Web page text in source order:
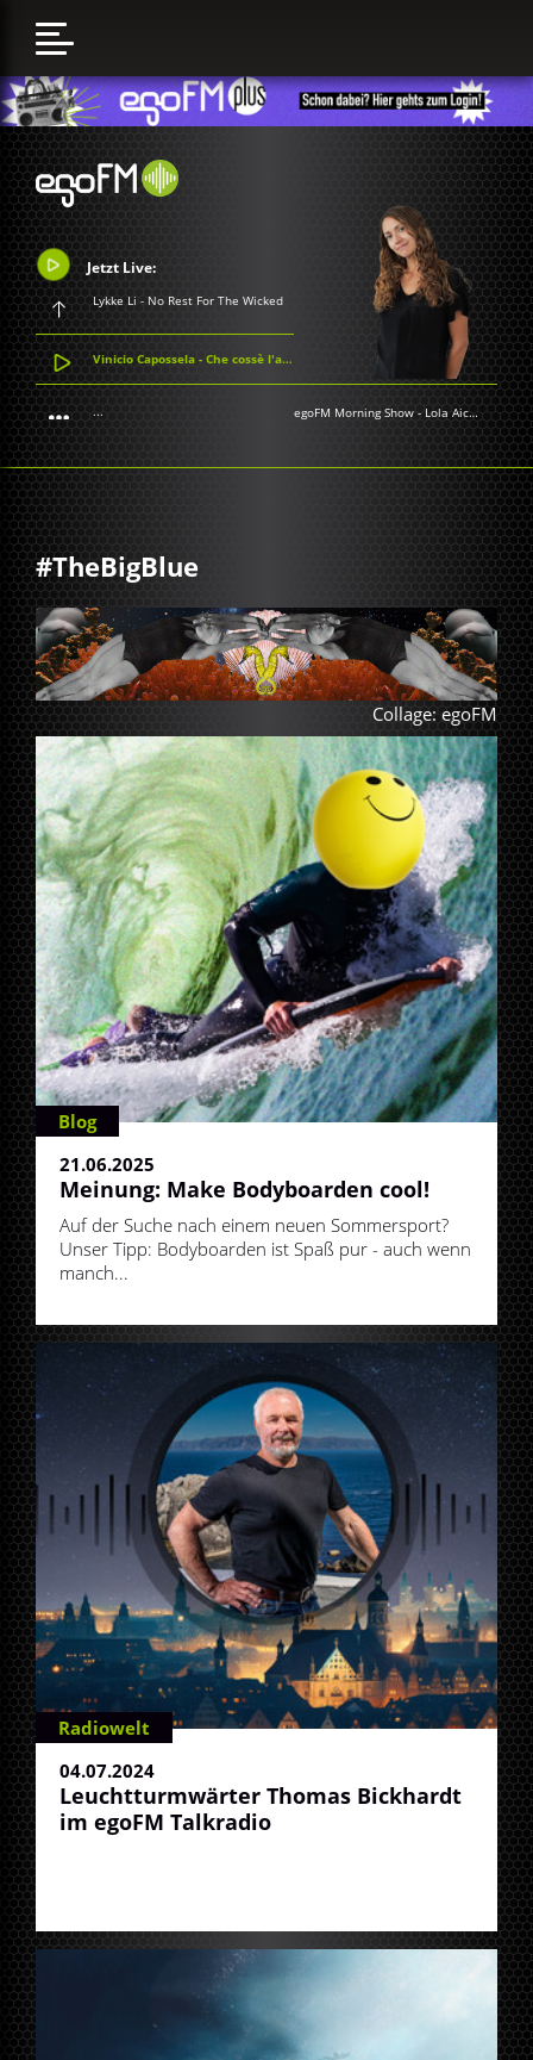
Jetzt Live:
Lykke Li - No Rest For The Wicked
Vinicio Capossela - Che cossè l'amor
... egoFM Morning Show - Lola Aichner
#TheBigBlue
Collage: egoFM
Blog
21.06.2025
Meinung: Make Bodyboarden cool!
Auf der Suche nach einem neuen Sommersport?
Unser Tipp: Bodyboarden ist Spaß pur - auch wenn
manch...
Radiowelt
04.07.2024
Leuchtturmwärter Thomas Bickhardt
im egoFM Talkradio